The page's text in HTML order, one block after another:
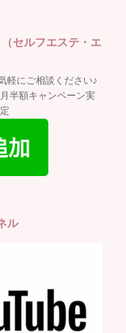
セルフエステ・エ
軽にご相談ください♪
半額キャンペーン実
ル